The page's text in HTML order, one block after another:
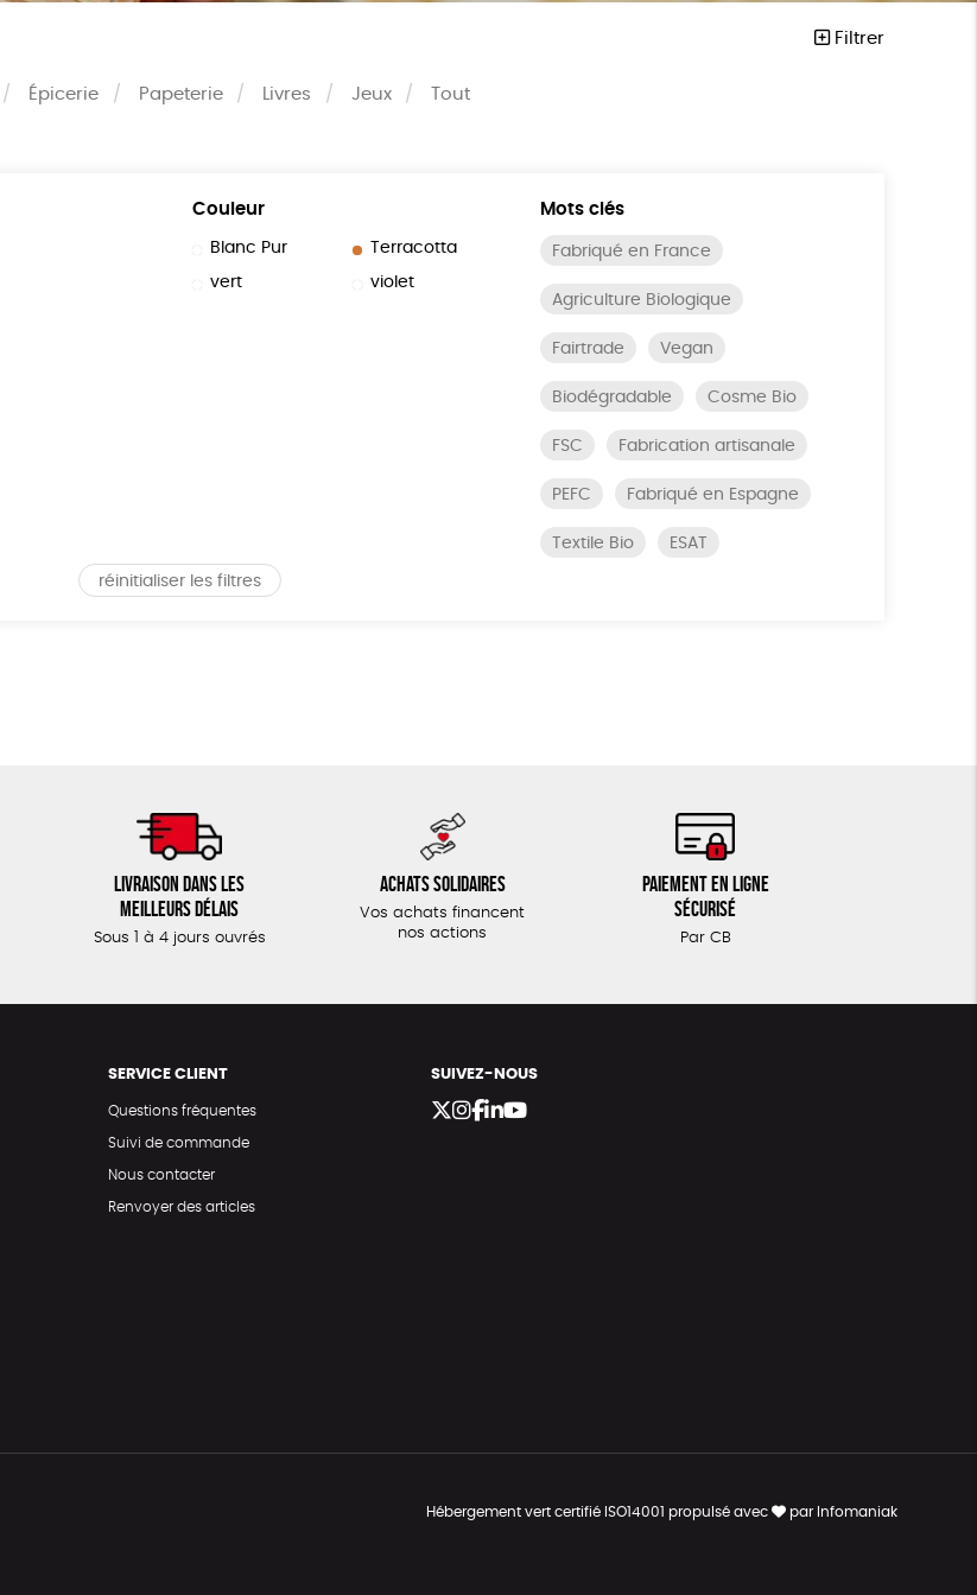
Filtrer
Épicerie Papeterie Livres Jeux Tout
Couleur
Blanc Pur Terracotta
vert violet
Mots clés
Fabriqué en France
Agriculture Biologique
Fairtrade Vegan
Biodégradable Cosme Bio
FSC Fabrication artisanale
PEFC Fabriqué en Espagne
Textile Bio ESAT
réinitialiser les filtres
Livraison dans les
meilleurs délais
Sous 1 à 4 jours ouvrés
Achats solidaires
Vos achats financent
nos actions
Paiement en ligne
sécurisé
Par CB
SERVICE CLIENT
Questions fréquentes
Suivi de commande
Nous contacter
Renvoyer des articles
SUIVEZ-NOUS
Hébergement vert certifié ISO14001 propulsé avec par Infomaniak